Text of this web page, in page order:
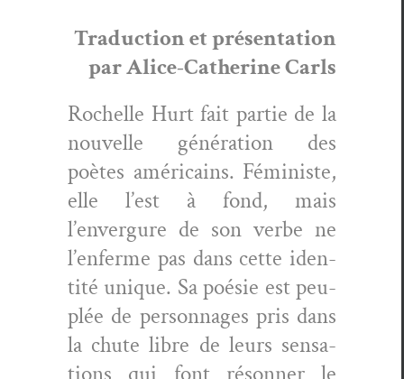
Tra­duc­tion et présen­ta­tion
par Alice-Cather­ine Carls
Rochelle Hurt fait par­tie de la
nou­velle généra­tion des
poètes améri­cains. Fémin­iste,
elle l’est à fond, mais
l’envergure de son verbe ne
l’enferme pas dans cette iden­
tité unique. Sa poésie est peu­
plée de per­son­nages pris dans
la chute libre de leurs sen­sa­